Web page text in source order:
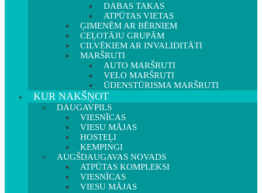
DABAS TAKAS
ATPŪTAS VIETAS
ĢIMENĒM AR BĒRNIEM
CEĻOTĀJU GRUPĀM
CILVĒKIEM AR INVALIDITĀTI
MARŠRUTI
AUTO MARŠRUTI
VELO MARŠRUTI
ŪDENSTŪRISMA MARŠRUTI
KUR NAKŠŅOT
DAUGAVPILS
VIESNĪCAS
VIESU MĀJAS
HOSTEĻI
KEMPINGI
AUGŠDAUGAVAS NOVADS
ATPŪTAS KOMPLEKSI
VIESNĪCAS
VIESU MĀJAS